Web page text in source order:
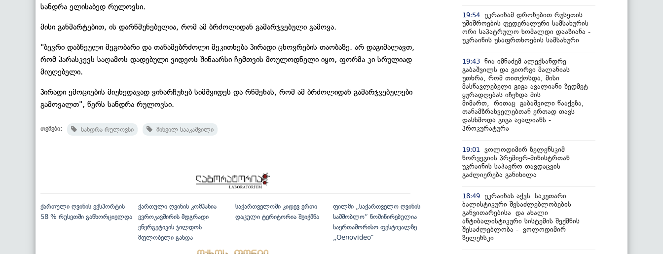
სანდრა ელისაბედ რულოვსი.
მისი განმარტებით, ის დარწმუნებულია, რომ ამ ბრძოლიდან გამარჯვებული გამოვა.
"ბევრი დაბნეული მეგობარი და თანამებრძოლი მეკითხება პირადი ცხოვრების თაობაზე. არ დაგიმალავთ,
რომ პარასკევს საღამოს დადებული ვიდეოს შინაარსი ჩემთვის მოულოდნელი იყო, ფორმა კი სრულიად
მიუღებელი.
პირადი ემოციების მიუხედავად ვინარჩუნებ სიმშვიდეს და რწმენას, რომ ამ ბრძოლიდან გამარჯვებულები
გამოვალთ", წერს სანდრა რულოვსი.
თემები: სანდრა რულოვსი მიხეილ სააკაშვილი
ქართული ღვინის ექსპორტის
58 % რუსეთში განხორციელდა
ქართული ღვინის კომპანია
ევროკავშირის მდგრადი
ენერგეტიკის ჯილდოს
მფლობელი გახდა
საქართველოში კიდევ ერთი
დაცული ტერიტორია შეიქმნა
ფილმი „საქართველო ღვინის
სამშობლო“ ნომინირებულია
საერთაშორისო ფესტივალზე
„Oenovideo“
19:54 უკრაინამ დრონებით რუსეთის
უშიშროების ფედერალური სამსახურის
ორი საპატრულო ხომალდი დააზიანა -
უკრაინის უსაფრთხოების სამსახური
19:43 ნია იმნაძემ ალექსანდრე
გაბაშვილს და გიორგი მალანიას
უთხრა, რომ თითქოსდა, მისი
მასწავლებელი გიგა ავალიანი ზედმეტ
ყურადღებას იჩენდა მის
მიმართ, რითაც გაბაშვილი წააქეზა,
თანამზრახველებთან ერთად თავს
დასხმოდა გიგა ავალიანს -
პროკურატურა
19:01
ვოლოდიმირ ზელენსკიმ
ნორვეგიის პრემიერ-მინისტრთან
უკრაინის საჰაერო თავდაცვის
გაძლიერება განიხილა
18:49 უკრაინას აქვს საკუთარი
ბალისტიკური შესაძლებლობების
განვითარებისა და ახალი
ანტიბალისტიკური სისტემის შექმნის
შესაძლებლობა - ვოლოდიმირ
ზელენსკი